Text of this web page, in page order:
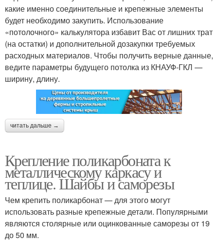
какие именно соединительные и крепежные элементы
будет необходимо закупить. Использование
«потолочного» калькулятора избавит Вас от лишних трат
(на остатки) и дополнительной дозакупки требуемых
расходных материалов. Чтобы получить верные данные,
ведите параметры будущего потолка из КНАУФ-ГКЛ —
ширину, длину.
читать дальше →
Крепление поликарбоната к
металлическому каркасу и
теплице. Шайбы и саморезы
Чем крепить поликарбонат — для этого могут
использовать разные крепежные детали. Популярными
являются столярные или оцинкованные саморезы от 19
до 50 мм.